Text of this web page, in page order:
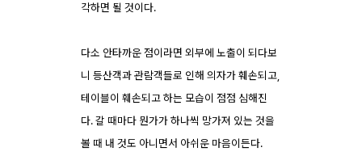
각하면 될 것이다.
다소 안타까운 점이라면 외부에 노출이 되다보
니 등산객과 관람객들로 인해 의자가 훼손되고,
테이블이 훼손되고 하는 모습이 점점 심해진
다. 갈 때마다 뭔가가 하나씩 망가져 있는 것을
볼 때 내 것도 아니면서 아쉬운 마음이든다.